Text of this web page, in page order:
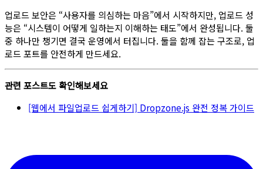
업로드 보안은 “사용자를 의심하는 마음”에서 시작하지만, 업로드 성
능은 “시스템이 어떻게 일하는지 이해하는 태도”에서 완성됩니다. 둘
중 하나만 챙기면 결국 운영에서 터집니다. 둘을 함께 잡는 구조로, 업
로드 포트를 안전하게 만드세요.
관련 포스트도 확인해보세요
[웹에서 파일업로드 쉽게하기] Dropzone.js 완전 정복 가이드